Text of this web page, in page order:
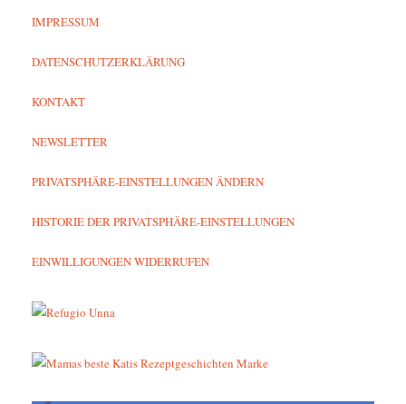
IMPRESSUM
DATENSCHUTZERKLÄRUNG
KONTAKT
NEWSLETTER
PRIVATSPHÄRE-EINSTELLUNGEN ÄNDERN
HISTORIE DER PRIVATSPHÄRE-EINSTELLUNGEN
EINWILLIGUNGEN WIDERRUFEN